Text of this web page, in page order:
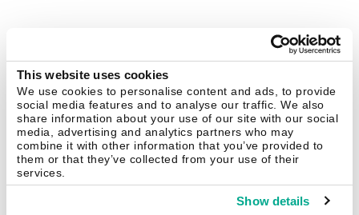
This website uses cookies
We use cookies to personalise content and ads, to provide
social media features and to analyse our traffic. We also
share information about your use of our site with our social
media, advertising and analytics partners who may
combine it with other information that you’ve provided to
them or that they’ve collected from your use of their
services.
Show details
Privacybeleid
Licentieovereenkomst B2B
Cookies
Contact Us Over ons Partners Blog Resource Center
Persberichten
Vertrouwen in Kaspersky
Securelist Eugene Personal Blog